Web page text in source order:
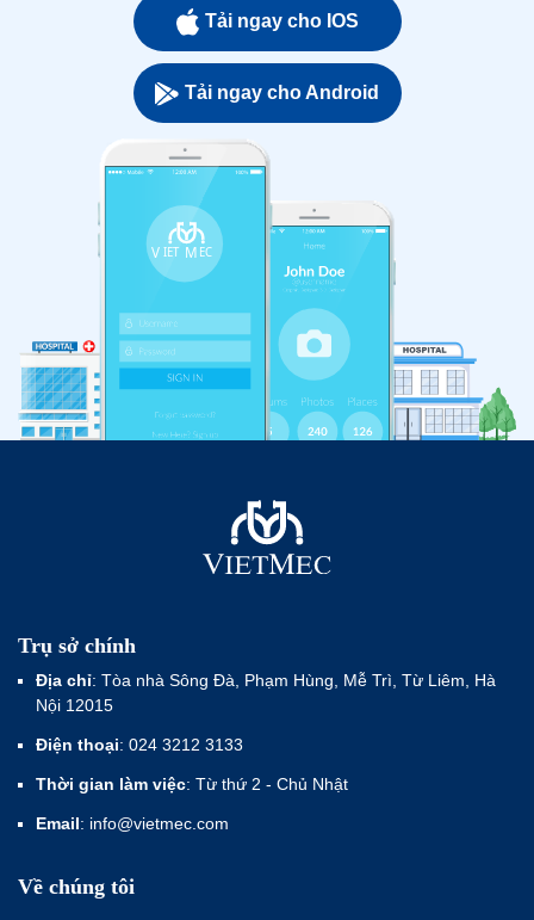
Tải ngay cho IOS
Tải ngay cho Android
Trụ sở chính
Địa chỉ: Tòa nhà Sông Đà, Phạm Hùng, Mễ Trì, Từ Liêm, Hà
Nội 12015
Điện thoại: 024 3212 3133
Thời gian làm việc: Từ thứ 2 - Chủ Nhật
Email: info@vietmec.com
Về chúng tôi